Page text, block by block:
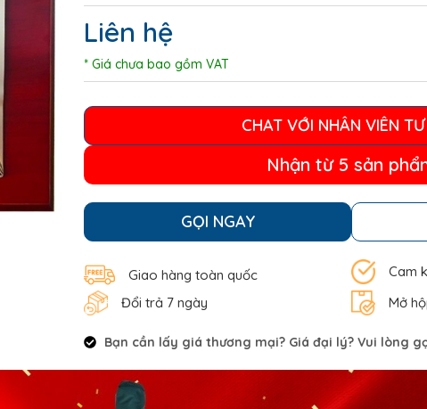
Liên hệ
* Giá chưa bao gồm VAT
CHAT VỚI NHÂN VIÊN
Nhận từ 5 sản
GỌI NGAY
Giao hàng toàn quốc
Cam
Đổi trả 7 ngày
Mở
Bạn cần lấy giá thương mại? Giá đại lý? Vui lòng